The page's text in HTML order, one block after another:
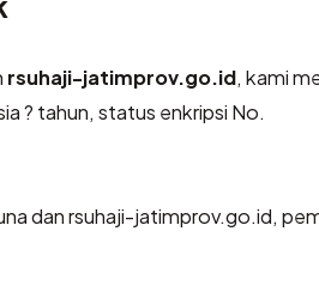
rsuhaji-jatimprov.go.id, kami
? tahun, status enkripsi No.
dan rsuhaji-jatimprov.go.id,